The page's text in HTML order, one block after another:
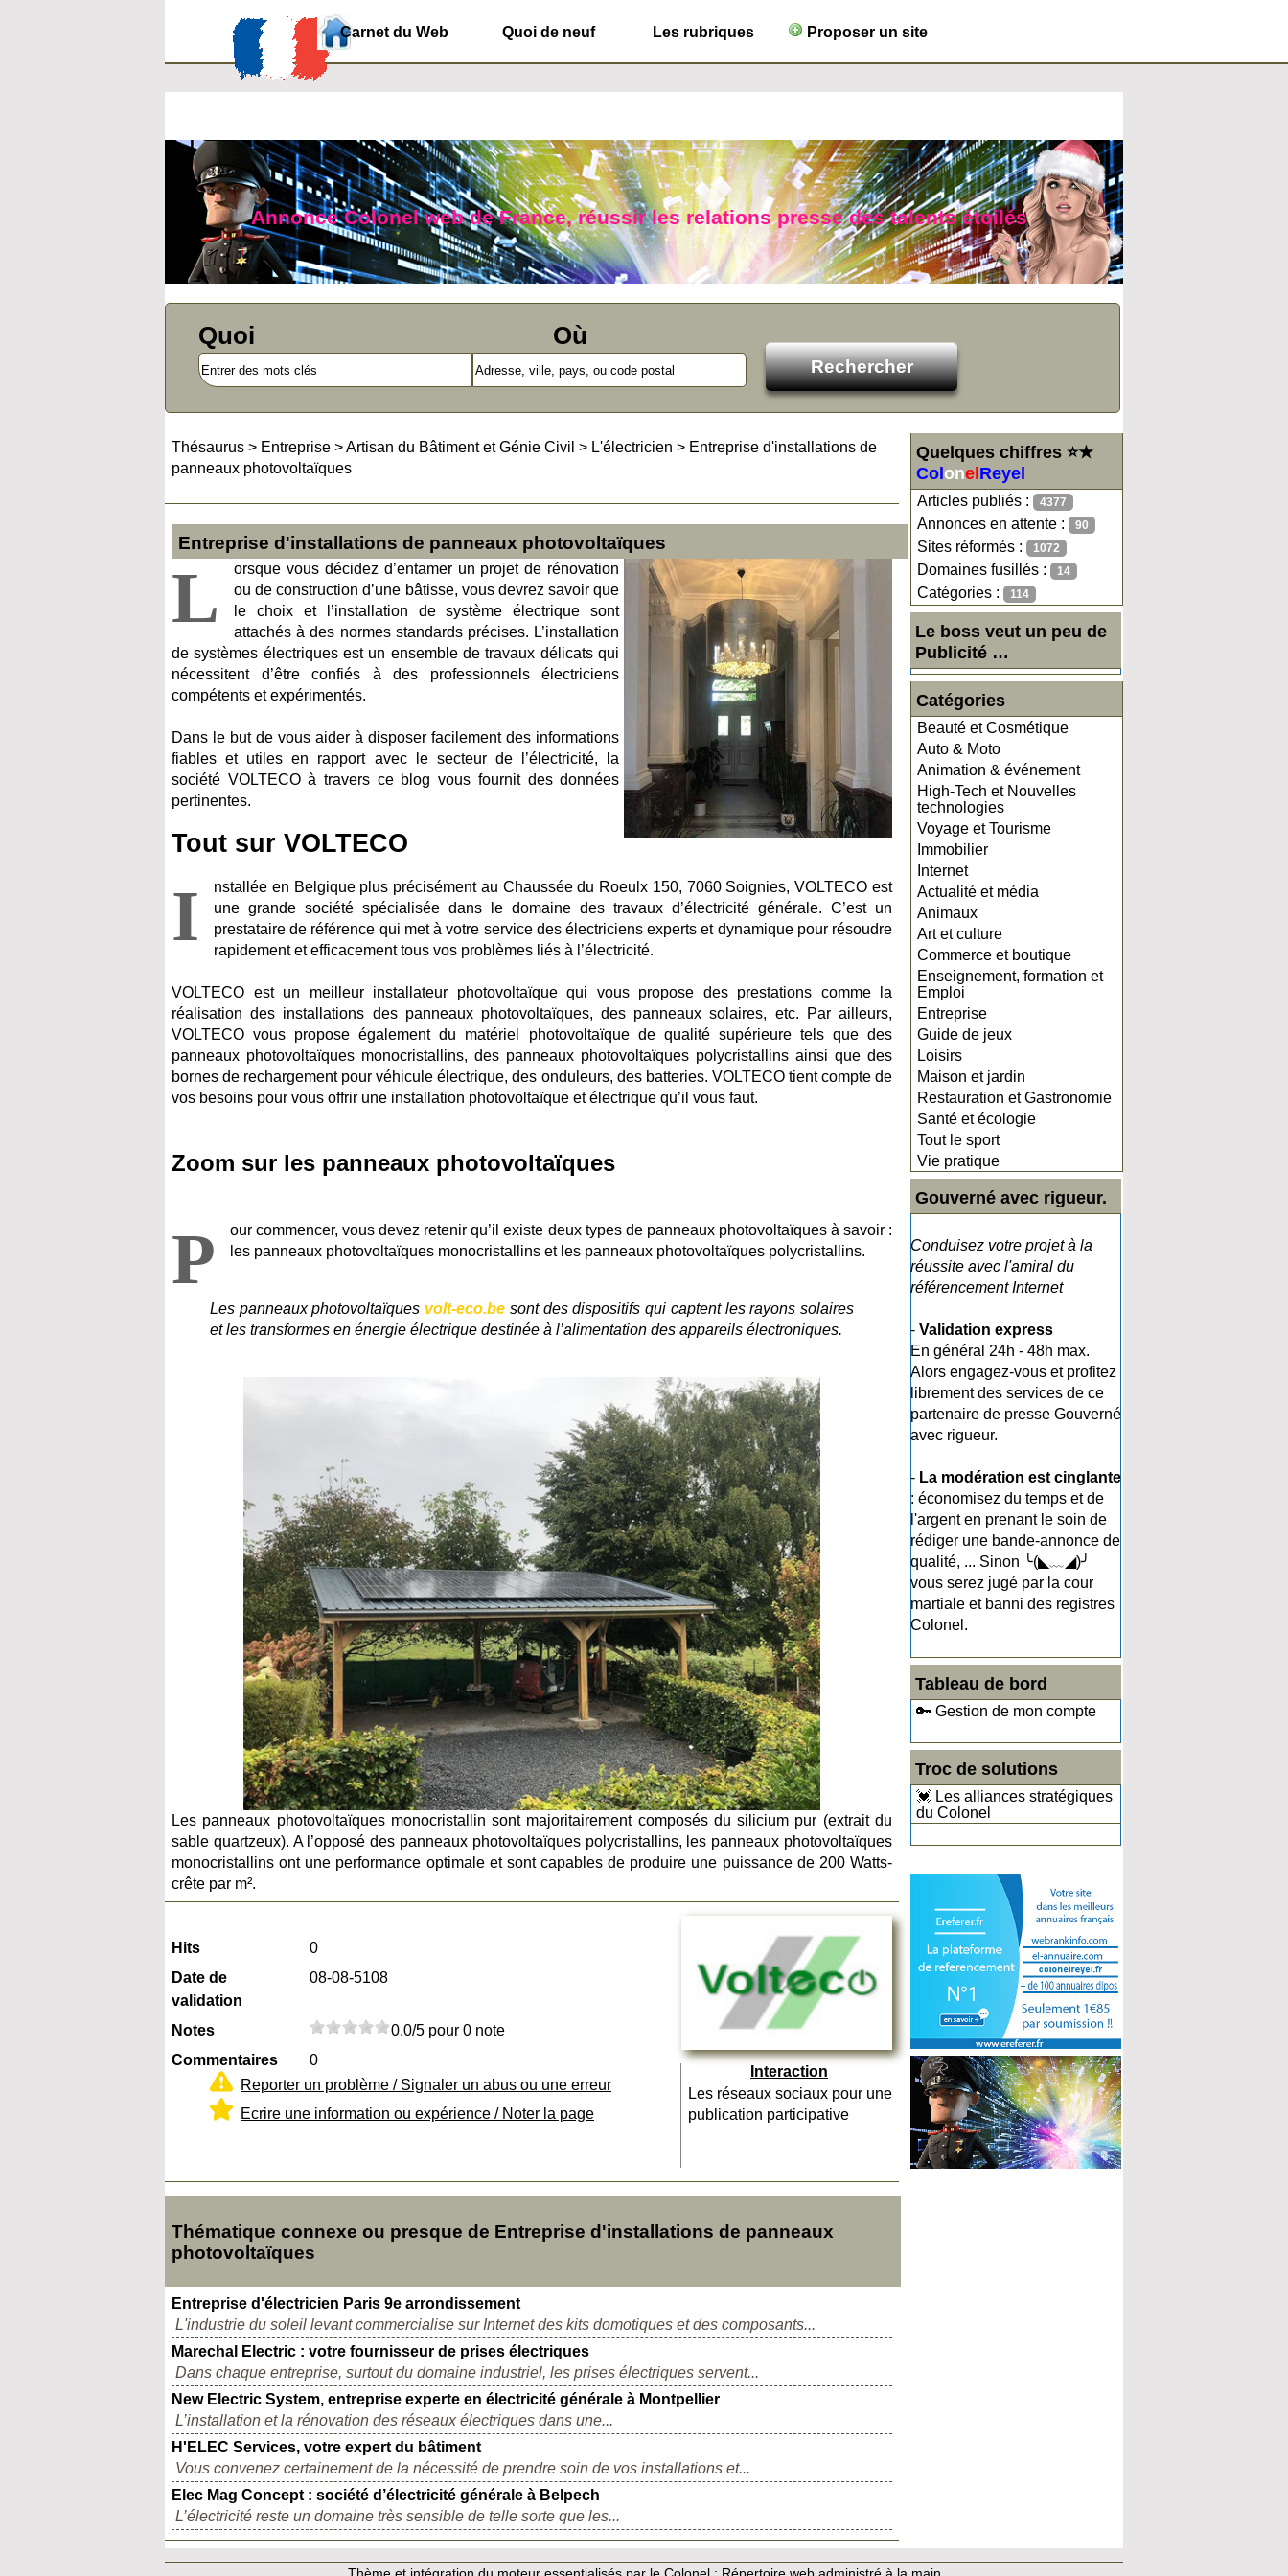
Carnet du Web Quoi de neuf Les rubriques Proposer un site
Annonce Colonel web de France, réussir les relations presse des talents étoilés
Quoi Où
Quelques chiffres ⭐★
Col onel Reyel
Articles publiés : 4377
Annonces en attente : 90
Sites réformés : 1072
Domaines fusillés : 14
Catégories : 114
Le boss veut un peu de
Publicité …
Catégories
Beauté et Cosmétique
Auto & Moto
Animation & événement
High-Tech et Nouvelles
technologies
Voyage et Tourisme
Immobilier
Internet
Actualité et média
Animaux
Art et culture
Commerce et boutique
Enseignement, formation et
Emploi
Entreprise
Guide de jeux
Loisirs
Maison et jardin
Restauration et Gastronomie
Santé et écologie
Tout le sport
Vie pratique
Gouverné avec rigueur.
Conduisez votre projet à la
réussite avec l'amiral du
référencement Internet
- Validation express
En général 24h - 48h max.
Alors engagez-vous et profitez
librement des services de ce
partenaire de presse Gouverné
avec rigueur.
- La modération est cinglante
: économisez du temps et de
l'argent en prenant le soin de
rédiger une bande-annonce de
qualité, ... Sinon ╰(◣﹏◢)╯
vous serez jugé par la cour
martiale et banni des registres
Colonel.
Tableau de bord
🔑 Gestion de mon compte
Troc de solutions
💓 Les alliances stratégiques
du Colonel
Thésaurus > Entreprise >Artisan du Bâtiment et Génie Civil > L'électricien > Entreprise d'installations de
panneaux photovoltaïques
Entreprise d'installations de panneaux photovoltaïques
L
orsque vous décidez d’entamer un projet de rénovation
ou de construction d’une bâtisse, vous devrez savoir que
le choix et l’installation de système électrique sont
attachés à des normes standards précises. L’installation
de systèmes électriques est un ensemble de travaux délicats qui
nécessitent d’être confiés à des professionnels électriciens
compétents et expérimentés.
Dans le but de vous aider à disposer facilement des informations
fiables et utiles en rapport avec le secteur de l’électricité, la
société VOLTECO à travers ce blog vous fournit des données
pertinentes.
Tout sur VOLTECO
I
nstallée en Belgique plus précisément au Chaussée du Roeulx 150, 7060 Soignies, VOLTECO est
une grande société spécialisée dans le domaine des travaux d’électricité générale. C’est un
prestataire de référence qui met à votre service des électriciens experts et dynamique pour résoudre
rapidement et efficacement tous vos problèmes liés à l’électricité.
VOLTECO est un meilleur installateur photovoltaïque qui vous propose des prestations comme la
réalisation des installations des panneaux photovoltaïques, des panneaux solaires, etc. Par ailleurs,
VOLTECO vous propose également du matériel photovoltaïque de qualité supérieure tels que des
panneaux photovoltaïques monocristallins, des panneaux photovoltaïques polycristallins ainsi que des
bornes de rechargement pour véhicule électrique, des onduleurs, des batteries. VOLTECO tient compte de
vos besoins pour vous offrir une installation photovoltaïque et électrique qu’il vous faut.
Zoom sur les panneaux photovoltaïques
P
our commencer, vous devez retenir qu’il existe deux types de panneaux photovoltaïques à savoir :
les panneaux photovoltaïques monocristallins et les panneaux photovoltaïques polycristallins.
Les panneaux photovoltaïques volt-eco.be sont des dispositifs qui captent les rayons solaires
et les transformes en énergie électrique destinée à l’alimentation des appareils électroniques.
Les panneaux photovoltaïques monocristallin sont majoritairement composés du silicium pur (extrait du
sable quartzeux). A l’opposé des panneaux photovoltaïques polycristallins, les panneaux photovoltaïques
monocristallins ont une performance optimale et sont capables de produire une puissance de 200 Watts-
crête par m².
Hits
0
Date de
validation
08-08-5108
Notes
0.0/5 pour 0 note
Commentaires
0
Reporter un problème / Signaler un abus ou une erreur
Ecrire une information ou expérience / Noter la page
Interaction
Les réseaux sociaux pour une
publication participative
Thématique connexe ou presque de Entreprise d'installations de panneaux
photovoltaïques
Entreprise d'électricien Paris 9e arrondissement
L'industrie du soleil levant commercialise sur Internet des kits domotiques et des composants...
Marechal Electric : votre fournisseur de prises électriques
Dans chaque entreprise, surtout du domaine industriel, les prises électriques servent...
New Electric System, entreprise experte en électricité générale à Montpellier
L’installation et la rénovation des réseaux électriques dans une...
H'ELEC Services, votre expert du bâtiment
Vous convenez certainement de la nécessité de prendre soin de vos installations et...
Elec Mag Concept : société d’électricité générale à Belpech
L’électricité reste un domaine très sensible de telle sorte que les...